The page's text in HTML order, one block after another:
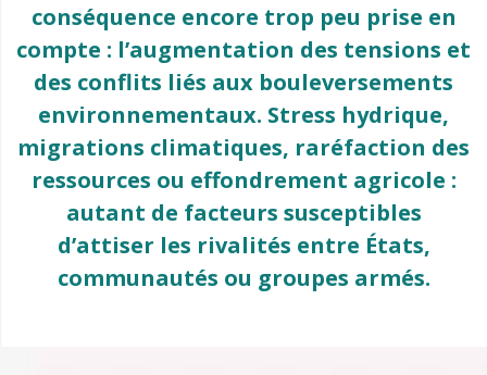
conséquence encore trop peu prise en
compte : l’augmentation des tensions et
des conflits liés aux bouleversements
environnementaux. Stress hydrique,
migrations climatiques, raréfaction des
ressources ou effondrement agricole :
autant de facteurs susceptibles
d’attiser les rivalités entre États,
communautés ou groupes armés.